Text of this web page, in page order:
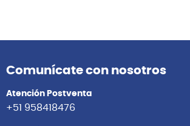
Comunícate con nosotros
Atención Postventa
+51 958418476